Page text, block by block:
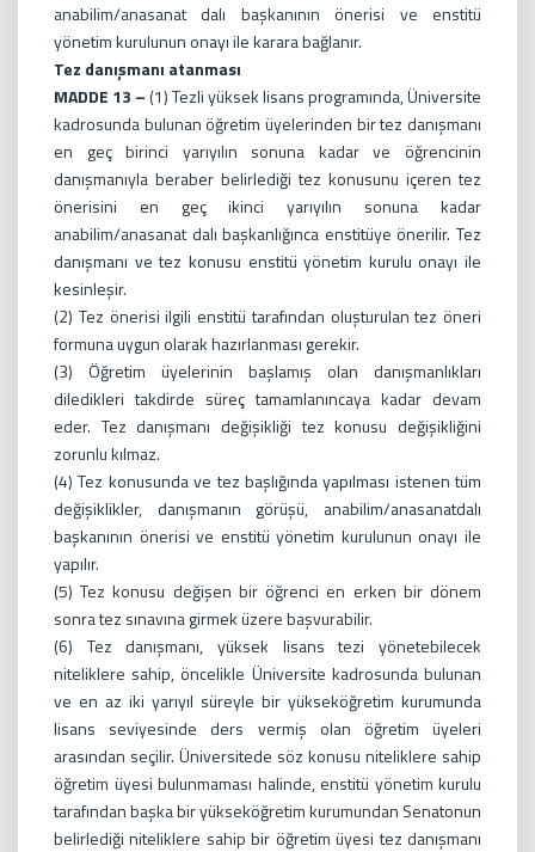
anabilim/anasanat dalı başkanının önerisi ve enstitü
yönetim kurulunun onayı ile karara bağlanır.
Tez danışmanı atanması
MADDE 13 – (1) Tezli yüksek lisans programında, Üniversite
kadrosunda bulunan öğretim üyelerinden bir tez danışmanı
en geç birinci yarıyılın sonuna kadar ve öğrencinin
danışmanıyla beraber belirlediği tez konusunu içeren tez
önerisini en geç ikinci yarıyılın sonuna kadar
anabilim/anasanat dalı başkanlığınca enstitüye önerilir. Tez
danışmanı ve tez konusu enstitü yönetim kurulu onayı ile
kesinleşir.
(2) Tez önerisi ilgili enstitü tarafından oluşturulan tez öneri
formuna uygun olarak hazırlanması gerekir.
(3) Öğretim üyelerinin başlamış olan danışmanlıkları
diledikleri takdirde süreç tamamlanıncaya kadar devam
eder. Tez danışmanı değişikliği tez konusu değişikliğini
zorunlu kılmaz.
(4) Tez konusunda ve tez başlığında yapılması istenen tüm
değişiklikler, danışmanın görüşü, anabilim/anasanatdalı
başkanının önerisi ve enstitü yönetim kurulunun onayı ile
yapılır.
(5) Tez konusu değişen bir öğrenci en erken bir dönem
sonra tez sınavına girmek üzere başvurabilir.
(6) Tez danışmanı, yüksek lisans tezi yönetebilecek
niteliklere sahip, öncelikle Üniversite kadrosunda bulunan
ve en az iki yarıyıl süreyle bir yükseköğretim kurumunda
lisans seviyesinde ders vermiş olan öğretim üyeleri
arasından seçilir. Üniversitede söz konusu niteliklere sahip
öğretim üyesi bulunmaması halinde, enstitü yönetim kurulu
tarafından başka bir yükseköğretim kurumundan Senatonun
belirlediği niteliklere sahip bir öğretim üyesi tez danışmanı